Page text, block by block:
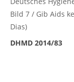
Bild 7 / Gib Aids
Dias)
DHMD 2014/83